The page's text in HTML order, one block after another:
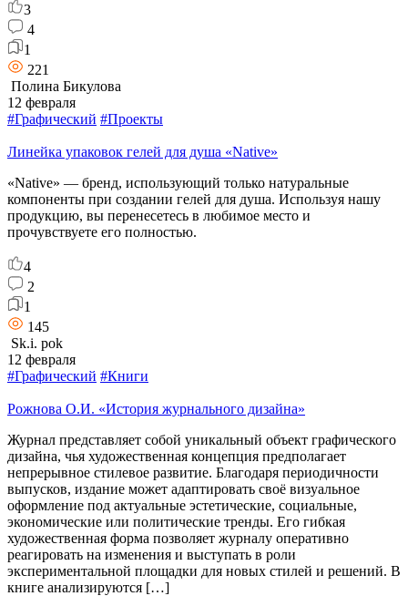
3
4
1
221
Полина Бикулова
12 февраля
#Графический #Проекты
Линейка упаковок гелей для душа «Native»
«Native» — бренд, использующий только натуральные
компоненты при создании гелей для душа. Используя нашу
продукцию, вы перенесетесь в любимое место и
прочувствуете его полностью.
4
2
1
145
Sk.i. pok
12 февраля
#Графический #Книги
Рожнова О.И. «История журнального дизайна»
Журнал представляет собой уникальный объект графического
дизайна, чья художественная концепция предполагает
непрерывное стилевое развитие. Благодаря периодичности
выпусков, издание может адаптировать своё визуальное
оформление под актуальные эстетические, социальные,
экономические или политические тренды. Его гибкая
художественная форма позволяет журналу оперативно
реагировать на изменения и выступать в роли
экспериментальной площадки для новых стилей и решений. В
книге анализируются […]